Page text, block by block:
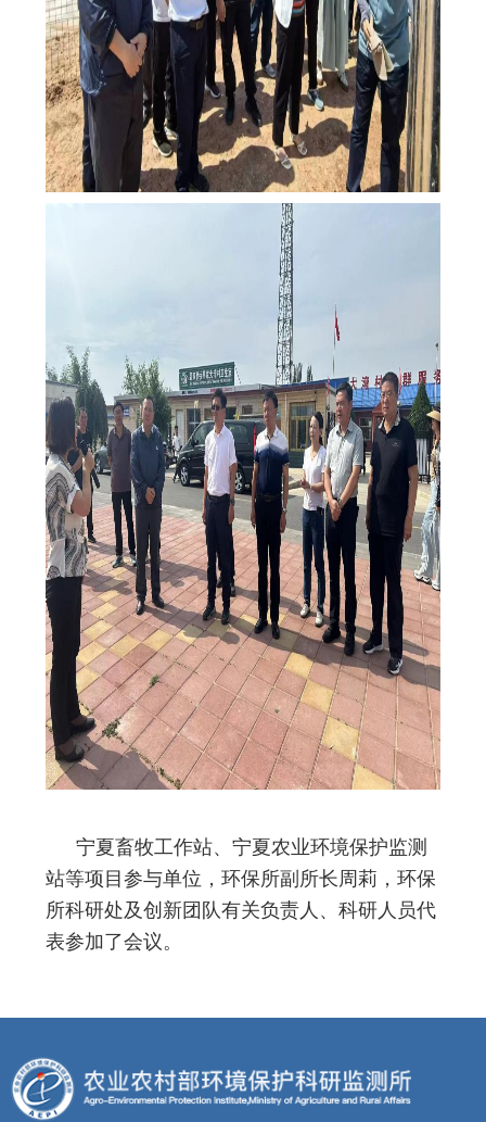
宁夏畜牧工作站、宁夏农业环境保护监测
站等项目参与单位，环保所副所长周莉，环保
所科研处及创新团队有关负责人、科研人员代
表参加了会议。